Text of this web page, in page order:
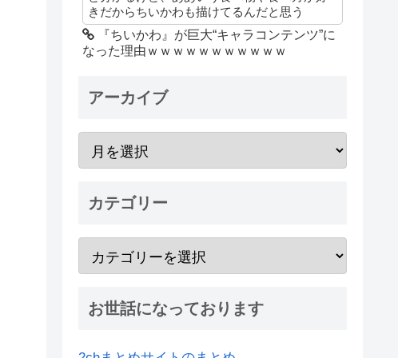
きだからちいかわも描けてるんだと思う
『ちいかわ』が巨大“キャラコンテンツ”に
なった理由ｗｗｗｗｗｗｗｗｗｗｗ
アーカイブ
カテゴリー
お世話になっております